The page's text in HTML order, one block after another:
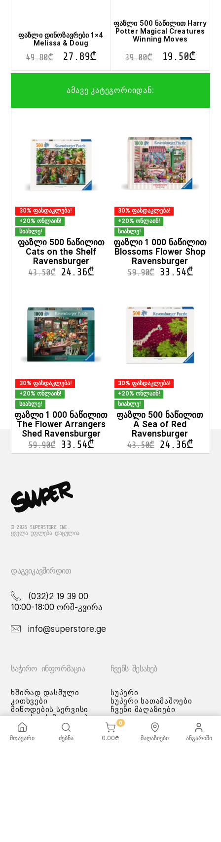
ფაზლი დინოზავრები 1×4
Melissa & Doug
49.80₾ 27.89₾
ფაზლი 500 ნაწილით Harry
Potter Magical Creatures
Winning Moves
39.00₾ 19.50₾
ამავე კატეგორიიდან:
30% ფასდაკლება!
+20% ონლაინ!
სიახლე!
ფაზლი 500 ნაწილით
Cats on the Shelf
Ravensburger
43.50₾ 24.36₾
30% ფასდაკლება!
+20% ონლაინ!
სიახლე!
ფაზლი 1 000 ნაწილით
Blossoms Flower Shop
Ravensburger
59.90₾ 33.54₾
30% ფასდაკლება!
+20% ონლაინ!
სიახლე!
ფაზლი 1 000 ნაწილით
The Flower Arrangers
Shed Ravensburger
59.90₾ 33.54₾
30% ფასდაკლება!
+20% ონლაინ!
სიახლე!
ფაზლი 500 ნაწილით
A Sea of Red
Ravensburger
43.50₾ 24.36₾
© 2026 SUPERSTORE INC.
ᲧᲕᲔᲚᲐ ᲣᲤᲚᲔᲑᲐ ᲓᲐᲪᲣᲚᲘᲐ
ᲓᲐᲒᲕᲘᲙᲐᲕᲨᲘᲠᲓᲘᲗ
(032)2 19 39 00
10:00-18:00 ორშ-კვირა
info@superstore.ge
ᲡᲐᲭᲘᲠᲝ ᲘᲜᲤᲝᲠᲛᲐᲪᲘᲐ
ხშირად დასმული
კითხვები
მიწოდების სერვისი
გადახდის მეთოდები
სამომხმარებლო
შეთანმხება
კონფიდენციალურობის
ᲩᲕᲔᲜᲡ ᲨᲔᲡᲐᲮᲔᲑ
სუპერი
სუპერი სათამაშოები
ჩვენი მაღაზიები
მთავარი ძებნა
0
0.00₾ მაღაზიები ანგარიში